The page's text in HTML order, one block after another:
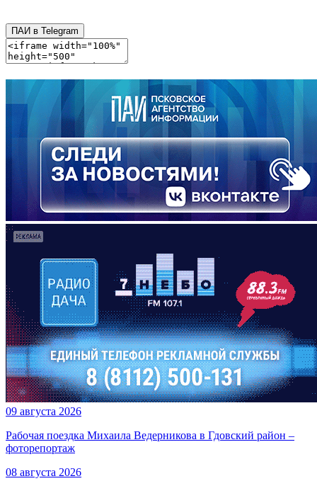
ПАИ в Telegram
09 августа 2026
Рабочая поездка Михаила Ведерникова в Гдовский район –
фоторепортаж
08 августа 2026